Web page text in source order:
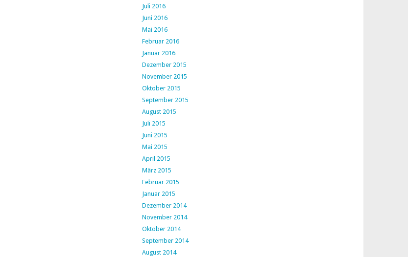
Juli 2016
Juni 2016
Mai 2016
Februar 2016
Januar 2016
Dezember 2015
November 2015
Oktober 2015
September 2015
August 2015
Juli 2015
Juni 2015
Mai 2015
April 2015
März 2015
Februar 2015
Januar 2015
Dezember 2014
November 2014
Oktober 2014
September 2014
August 2014